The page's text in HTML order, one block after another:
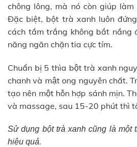
chông lông, mà nó còn giúp
Đặc biệt, bột trà xanh luôn
cách tắm trắng không bắt nắng
năng ngăn chặn tia cực tím.
Chuẩn bị 5 thìa bột trà xanh
chanh và mật ong nguyên chất.
tạo nên một hỗn hợp sánh mịn.
và massage, sau 15-20 phút thì
Sử dụng bột trà xanh cũng là một
hiệu quả.